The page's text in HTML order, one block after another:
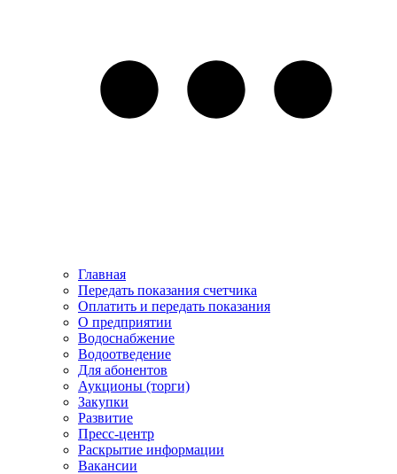
Главная
Передать показания счетчика
Оплатить и передать показания
О предприятии
Водоснабжение
Водоотведение
Для абонентов
Аукционы (торги)
Закупки
Развитие
Пресс-центр
Раскрытие информации
Вакансии